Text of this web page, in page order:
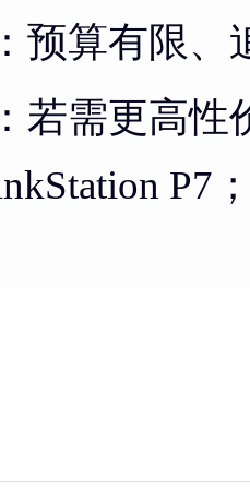
：预算有限
：若需更高性
P7